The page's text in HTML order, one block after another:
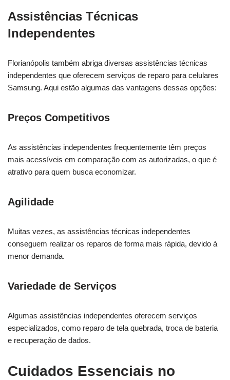
Assistências Técnicas
Independentes
Florianópolis também abriga diversas assistências técnicas
independentes que oferecem serviços de reparo para celulares
Samsung. Aqui estão algumas das vantagens dessas opções:
Preços Competitivos
As assistências independentes frequentemente têm preços
mais acessíveis em comparação com as autorizadas, o que é
atrativo para quem busca economizar.
Agilidade
Muitas vezes, as assistências técnicas independentes
conseguem realizar os reparos de forma mais rápida, devido à
menor demanda.
Variedade de Serviços
Algumas assistências independentes oferecem serviços
especializados, como reparo de tela quebrada, troca de bateria
e recuperação de dados.
Cuidados Essenciais no